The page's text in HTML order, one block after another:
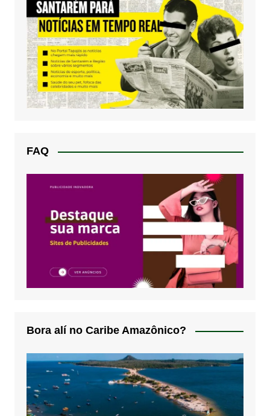
FAQ
Bora alí no Caribe Amazônico?